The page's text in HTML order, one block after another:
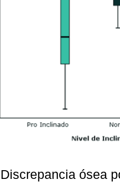
Discrepancia ósea